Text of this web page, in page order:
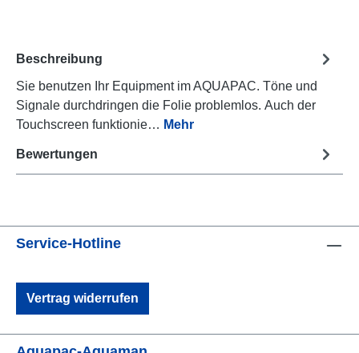
Beschreibung
Sie benutzen Ihr Equipment im AQUAPAC. Töne und
Signale durchdringen die Folie problemlos. Auch der
Touchscreen funktionie… Mehr
Bewertungen
Service-Hotline
Vertrag widerrufen